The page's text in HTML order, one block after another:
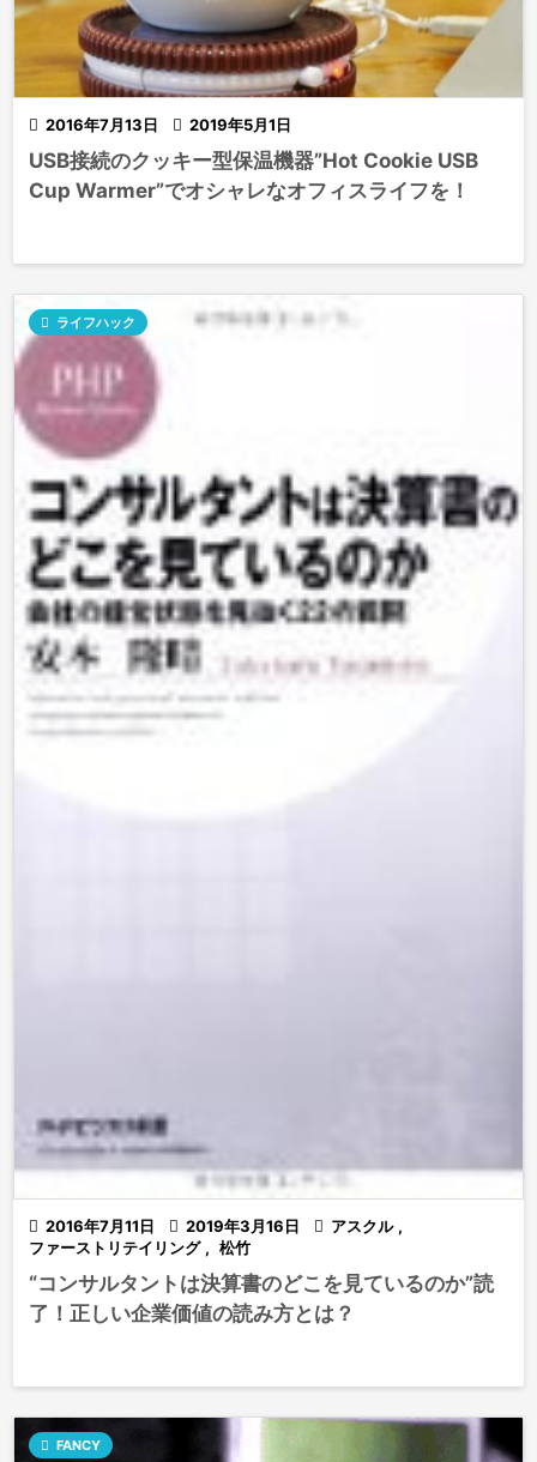
 2016年7月13日  2019年5月1日
USB接続のクッキー型保温機器”Hot Cookie USB
Cup Warmer”でオシャレなオフィスライフを！
 2016年7月11日  2019年3月16日
 ライフハック
 アスクル ,
ファーストリテイリング , 松竹
“コンサルタントは決算書のどこを見ているのか”読
了！正しい企業価値の読み方とは？
 FANCY